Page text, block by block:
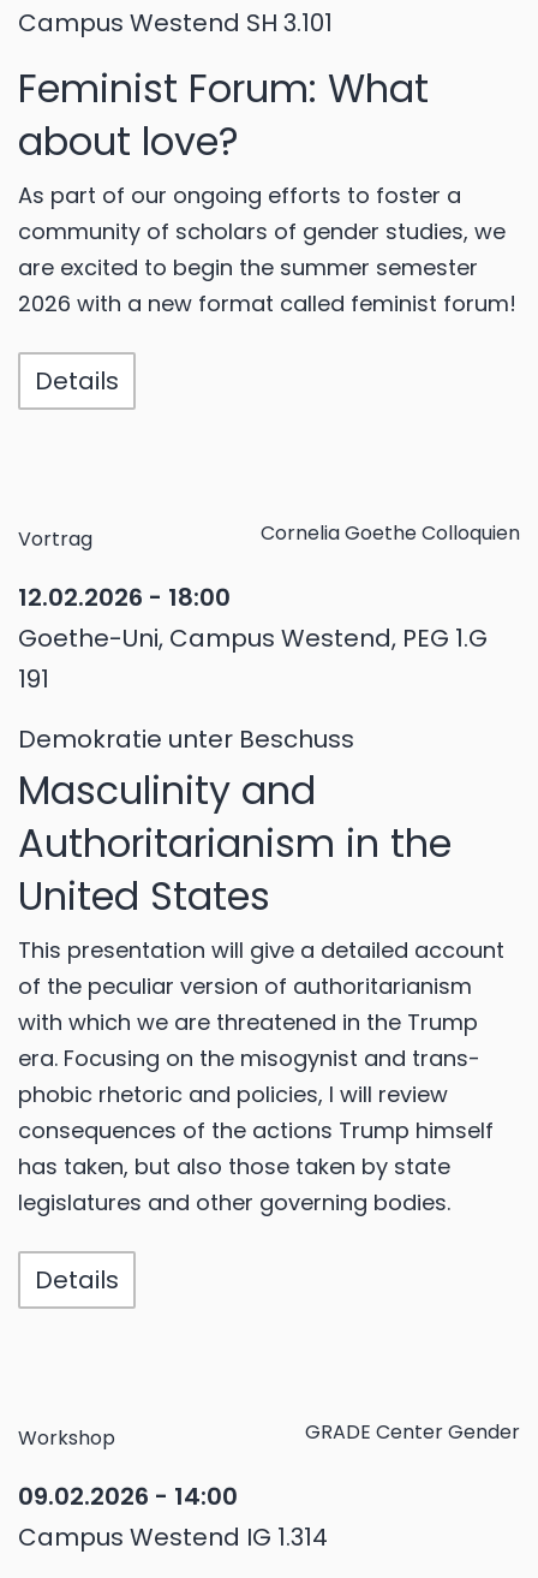
Campus Westend SH 3.101
Feminist Forum: What
about love?
As part of our ongoing efforts to foster a
community of scholars of gender studies, we
are excited to begin the summer semester
2026 with a new format called feminist forum!
Details
Vortrag Cornelia Goethe Colloquien
12.02.2026 - 18:00
Goethe-Uni, Campus Westend, PEG 1.G
191
Demokratie unter Beschuss
Masculinity and
Authoritarianism in the
United States
This presentation will give a detailed account
of the peculiar version of authoritarianism
with which we are threatened in the Trump
era. Focusing on the misogynist and trans-
phobic rhetoric and policies, I will review
consequences of the actions Trump himself
has taken, but also those taken by state
legislatures and other governing bodies.
Details
Workshop GRADE Center Gender
09.02.2026 - 14:00
Campus Westend IG 1.314